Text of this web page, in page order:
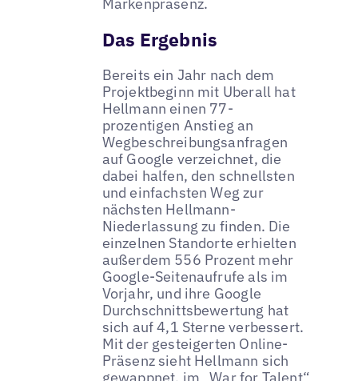
Markenpräsenz.
Das Ergebnis
Bereits ein Jahr nach dem
Projektbeginn mit Uberall hat
Hellmann einen 77-
prozentigen Anstieg an
Wegbeschreibungsanfragen
auf Google verzeichnet, die
dabei halfen, den schnellsten
und einfachsten Weg zur
nächsten Hellmann-
Niederlassung zu finden. Die
einzelnen Standorte erhielten
außerdem 556 Prozent mehr
Google-Seitenaufrufe als im
Vorjahr, und ihre Google
Durchschnittsbewertung hat
sich auf 4,1 Sterne verbessert.
Mit der gesteigerten Online-
Präsenz sieht Hellmann sich